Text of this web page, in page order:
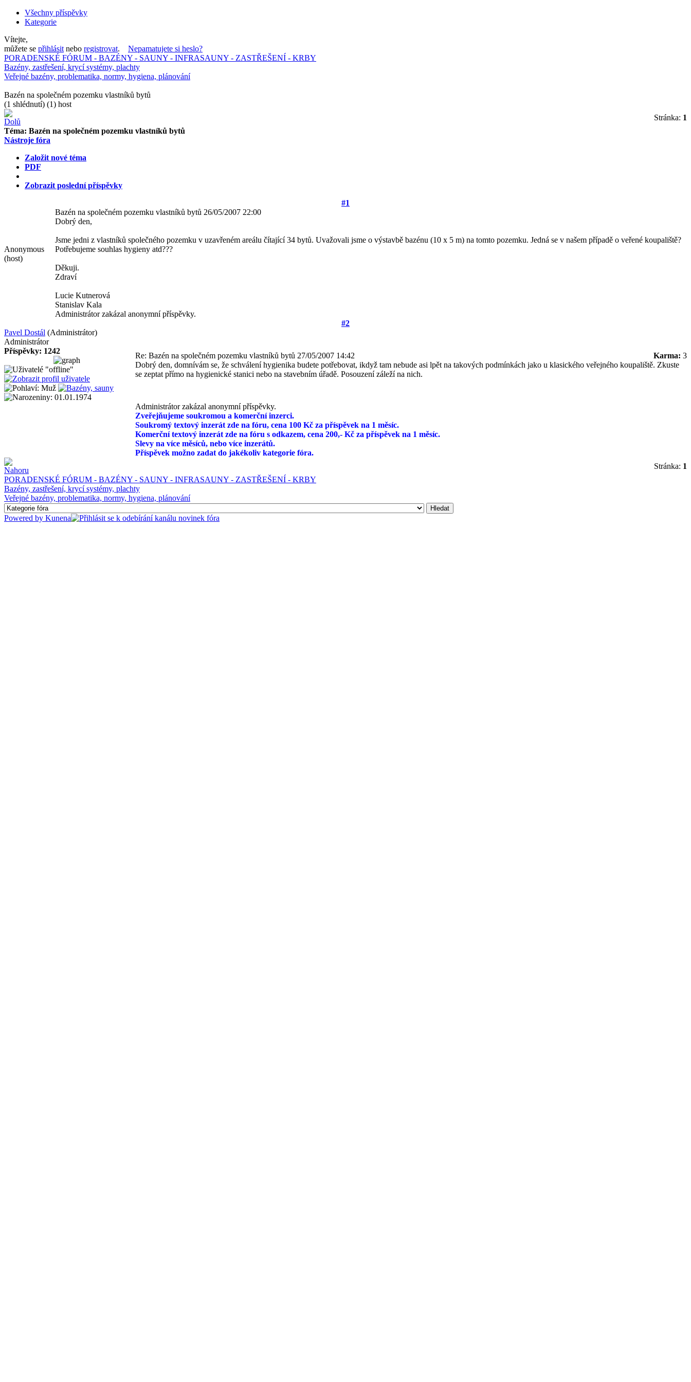
Všechny příspěvky
Kategorie
Vítejte,
můžete se přihlásit nebo registrovat. Nepamatujete si heslo?
PORADENSKÉ FÓRUM - BAZÉNY - SAUNY - INFRASAUNY - ZASTŘEŠENÍ - KRBY
Bazény, zastřešení, krycí systémy, plachty
Veřejné bazény, problematika, normy, hygiena, plánování
Bazén na společném pozemku vlastníků bytů
(1 shlédnutí) (1) host
Stránka: 1
Téma: Bazén na společném pozemku vlastníků bytů
Nástroje fóra
Založit nové téma
PDF
Zobrazit poslední příspěvky
#1
Anonymous
(host)
Bazén na společném pozemku vlastníků bytů 26/05/2007 22:00
Dobrý den,
Jsme jedni z vlastníků společného pozemku v uzavřeném areálu čítající 34 bytů. Uvažovali jsme o výstavbě bazénu (10 x 5 m) na tomto pozemku. Jedná se v našem případě o veřené koupaliště?
Potřebujeme souhlas hygieny atd???
Děkuji.
Zdraví
Lucie Kutnerová
Stanislav Kala
Administrátor zakázal anonymní příspěvky.
#2
Pavel Dostál (Administrátor)
Administrátor
Příspěvky: 1242
Re: Bazén na společném pozemku vlastníků bytů 27/05/2007 14:42 Karma: 3
Dobrý den, domnívám se, že schválení hygienika budete potřebovat, ikdyž tam nebude asi lpět na takových podmínkách jako u klasického veřejného koupaliště. Zkuste
se zeptat přímo na hygienické stanici nebo na stavebním úřadě. Posouzení záleží na nich.
Administrátor zakázal anonymní příspěvky.
Zveřejňujeme soukromou a komerční inzerci.
Soukromý textový inzerát zde na fóru, cena 100 Kč za příspěvek na 1 měsíc.
Komerční textový inzerát zde na fóru s odkazem, cena 200,- Kč za příspěvek na 1 měsíc.
Slevy na více měsíců, nebo více inzerátů.
Příspěvek možno zadat do jakékoliv kategorie fóra.
Stránka: 1
PORADENSKÉ FÓRUM - BAZÉNY - SAUNY - INFRASAUNY - ZASTŘEŠENÍ - KRBY
Bazény, zastřešení, krycí systémy, plachty
Veřejné bazény, problematika, normy, hygiena, plánování
Powered by Kunena